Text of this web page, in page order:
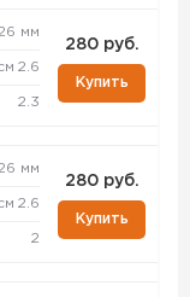
мм
2.6
2.3
280 руб.
Купить
мм
2.6
2
280 руб.
Купить